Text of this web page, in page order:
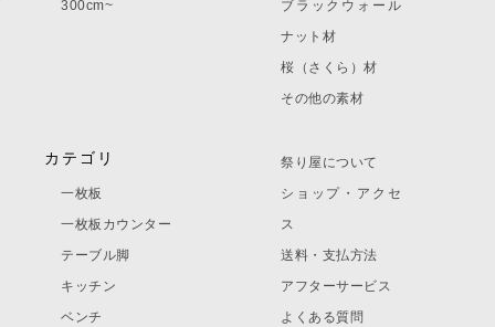
300cm~
ブラックウォール
ナット材
桜（さくら）材
その他の素材
カテゴリ
一枚板
一枚板カウンター
テーブル脚
キッチン
ベンチ
祭り屋について
ショップ・アクセ
ス
送料・支払方法
アフターサービス
よくある質問